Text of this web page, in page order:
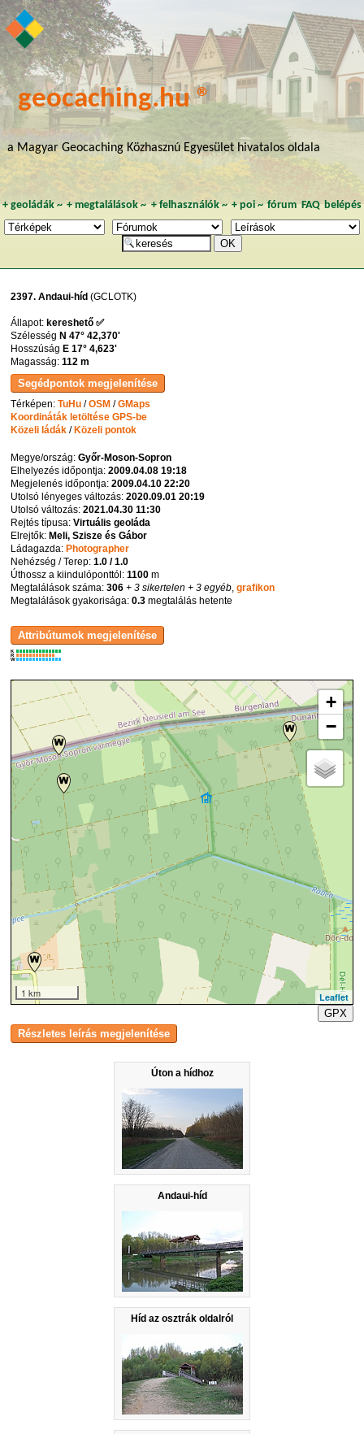
geocaching.hu ®
a Magyar Geocaching Közhasznú Egyesület hivatalos oldala
+ geoládák~ +megtalálások~ + felhasználók~ + poi~ fórum FAQ belépés
2397. Andaui-híd (GCLOTK)
Úton a hídhoz
Andaui-híd
Híd az osztrák oldalról
Állapot: kereshető ✅
Szélesség N 47° 42,370'
Hosszúság E 17° 4,623'
Magasság:112 m
Térképen:TuHu /OSM /GMaps
Koordináták letöltése GPS-be
Közeli ládák /Közeli pontok
Megye/ország:Győr-Moson-Sopron
Elhelyezés időpontja:2009.04.08 19:18
Megjelenés időpontja:2009.04.10 22:20
Utolsó lényeges változás:2020.09.01 20:19
Utolsó változás:2021.04.30 11:30
Rejtés típusa:Virtuális geoláda
Elrejtők:Meli, Szisze és Gábor
Ládagazda:Photographer
Nehézség / Terep:1.0 / 1.0
Úthossz a kiindulóponttól:1100 m
Megtalálások száma:306 + 3 sikertelen + 3 egyéb ,grafikon
Megtalálások gyakorisága:0.3 megtalálás hetente
K
R
W
+
−
1 km
Leaflet
GPX